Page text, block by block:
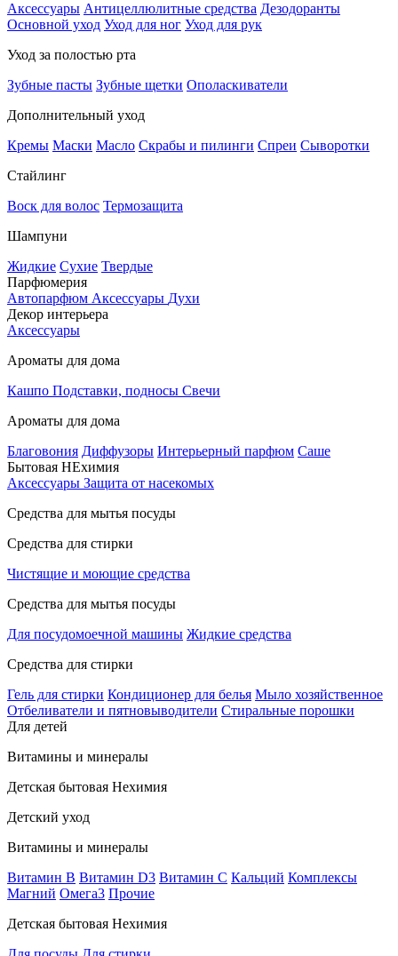
Аксессуары Антицеллюлитные средства Дезодоранты
Основной уход Уход для ног Уход для рук
Уход за полостью рта
Зубные пасты Зубные щетки Ополаскиватели
Дополнительный уход
Кремы Маски Масло Скрабы и пилинги Спреи Сыворотки
Стайлинг
Воск для волос Термозащита
Шампуни
Жидкие Сухие Твердые
Парфюмерия
Автопарфюм Аксессуары Духи
Декор интерьера
Аксессуары
Ароматы для дома
Кашпо Подставки, подносы Свечи
Ароматы для дома
Благовония Диффузоры Интерьерный парфюм Саше
Бытовая НЕхимия
Аксессуары Защита от насекомых
Средства для мытья посуды
Средства для стирки
Чистящие и моющие средства
Средства для мытья посуды
Для посудомоечной машины Жидкие средства
Средства для стирки
Гель для стирки Кондиционер для белья Мыло хозяйственное
Отбеливатели и пятновыводители Стиральные порошки
Для детей
Витамины и минералы
Детская бытовая Нехимия
Детский уход
Витамины и минералы
Витамин В Витамин D3 Витамин С Кальций Комплексы
Магний Омега3 Прочие
Детская бытовая Нехимия